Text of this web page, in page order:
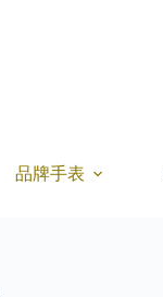
品牌手表